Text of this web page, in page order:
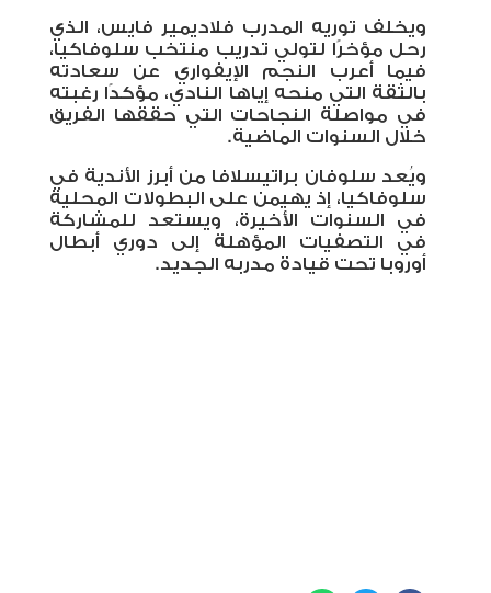
ويخلف توريه المدرب فلاديمير فايس، الذي
رحل مؤخرًا لتولي تدريب منتخب سلوفاكيا،
فيما أعرب النجم الإيفواري عن سعادته
بالثقة التي منحه إياها النادي، مؤكدًا رغبته
في مواصلة النجاحات التي حققها الفريق
خلال السنوات الماضية.
ويُعد سلوفان براتيسلافا من أبرز الأندية في
سلوفاكيا، إذ يهيمن على البطولات المحلية
في السنوات الأخيرة، ويستعد للمشاركة
في التصفيات المؤهلة إلى دوري أبطال
أوروبا تحت قيادة مدربه الجديد.